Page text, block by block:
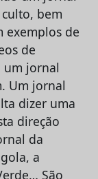
bem
exemplos de
de
um jornal
Um jornal
dizer uma
direção
da
a
São